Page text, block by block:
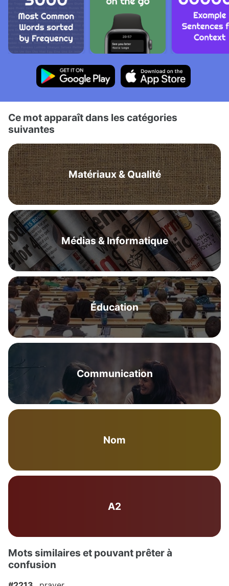
Ce mot apparaît dans les catégories
suivantes
Matériaux & Qualité
Médias & Informatique
Éducation
Communication
Nom
A2
Mots similaires et pouvant prêter à
confusion